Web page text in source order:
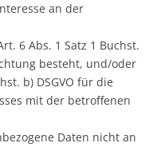
an der
6 Abs. 1 Satz 1 Buchst.
besteht, und/oder
b) DSGVO für die
mit der betroffenen
Daten nicht an